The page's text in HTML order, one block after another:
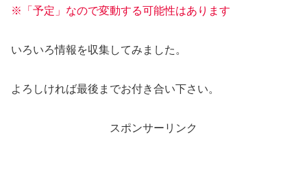
※「予定」なので変動する可能性はあります
いろいろ情報を収集してみました。
よろしければ最後までお付き合い下さい。
スポンサーリンク